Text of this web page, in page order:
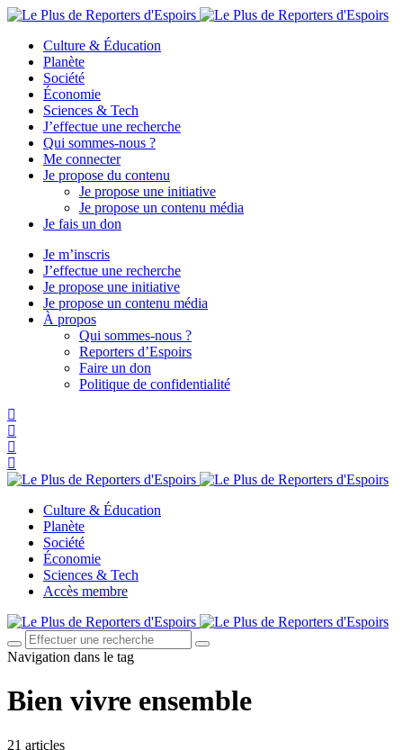
Culture & Éducation
Planète
Société
Économie
Sciences & Tech
J’effectue une recherche
Qui sommes-nous ?
Me connecter
Je propose du contenu
Je propose une initiative
Je propose un contenu média
Je fais un don
Je m’inscris
J’effectue une recherche
Je propose une initiative
Je propose un contenu média
À propos
Qui sommes-nous ?
Reporters d’Espoirs
Faire un don
Politique de confidentialité
Culture & Éducation
Planète
Société
Économie
Sciences & Tech
Accès membre
Navigation dans le tag
Bien vivre ensemble
21 articles